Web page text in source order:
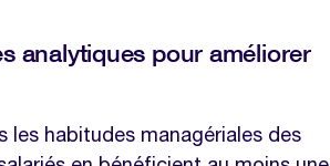
analytiques pour améliorer
les habitudes managériales des